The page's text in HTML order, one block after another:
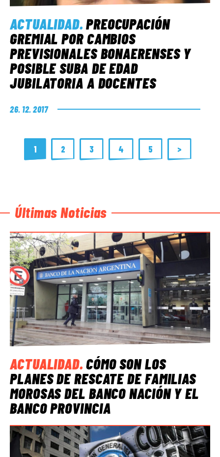
ACTUALIDAD.PREOCUPACIÓN
GREMIAL POR CAMBIOS
PREVISIONALES BONAERENSES Y
POSIBLE SUBA DE EDAD
JUBILATORIA A DOCENTES
26. 12. 2017
1 2 3 4 5 >
Últimas Noticias
ACTUALIDAD.CÓMO SON LOS
PLANES DE RESCATE DE FAMILIAS
MOROSAS DEL BANCO NACIÓN Y EL
BANCO PROVINCIA